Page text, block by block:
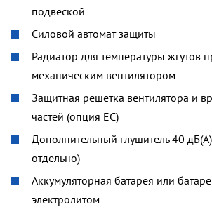
подвеской
Силовой автомат защиты
Радиатор для температуры жгутов
механическим вентилятором
Защитная решетка вентилятора и
частей (опция ЕС)
Дополнительный глушитель 40 дБ(A)
отдельно)
Аккумуляторная батарея или
электролитом